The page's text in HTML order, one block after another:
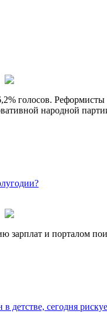
голосов. Реформисты
народной
зарплат и порталом
сегодня